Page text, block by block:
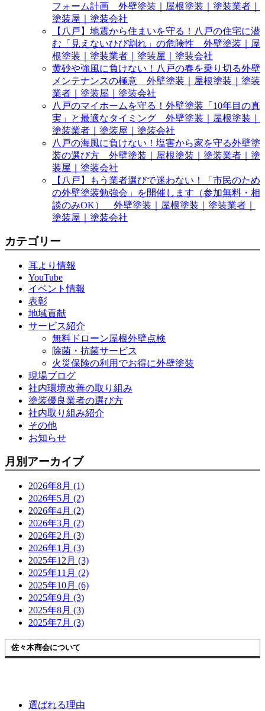
フォーム計画 外壁塗装｜屋根塗装｜塗装業者｜
塗装屋｜塗装会社
【八戸】地震から住まいを守る！八戸の住宅に潜
む「見えないひび割れ」の危険性 外壁塗装｜屋
根塗装｜塗装業者｜塗装屋｜塗装会社
黄砂や強風に負けない！八戸の春を乗り切る外壁
メンテナンスの極意 外壁塗装｜屋根塗装｜塗装
業者｜塗装屋｜塗装会社
八戸のマイホームを守る！外壁塗装「10年目の真
実」と最適なタイミング 外壁塗装｜屋根塗装｜
塗装業者｜塗装屋｜塗装会社
八戸の海風に負けない！塩害から家を守る外壁塗
装の選び方 外壁塗装｜屋根塗装｜塗装業者｜塗
装屋｜塗装会社
【八戸】もう業者選びで迷わない！「市民のため
の外壁塗装勉強会」を開催します（参加無料・相
談のみOK） 外壁塗装｜屋根塗装｜塗装業者｜
塗装屋｜塗装会社
カテゴリー
耳より情報
YouTube
イベント情報
表彰
地域貢献
サービス紹介
無料ドローン屋根外壁点検
除菌・抗菌サービス
火災保険の利用でお得に外壁塗装
現場ブログ
社内環境改善の取り組み
塗装優良業者の選び方
社内取り組み紹介
その他
お知らせ
月別アーカイブ
2026年8月 (1)
2026年5月 (2)
2026年4月 (2)
2026年3月 (2)
2026年2月 (3)
2026年1月 (3)
2025年12月 (3)
2025年11月 (2)
2025年10月 (6)
2025年9月 (3)
2025年8月 (3)
2025年7月 (3)
佐々木商会について
選ばれる理由